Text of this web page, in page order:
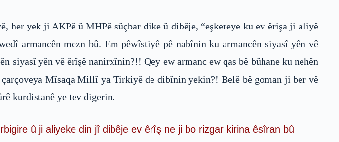
her yek ji AKPê û MHPê sûçbar dike û dibêje, “eşkereye ku ev êrişa ji aliyê
armancên mezn bû. Em pêwîstiyê pê nabînin ku armancên siyasî yên vê
yên vê êrîşê nanirxînin?!! Qey ew armanc ew qas bê bûhane ku nehên
Mîsaqa Millî ya Tirkiyê de dibînin yekin?! Belê bê goman ji ber vê
kurdistanê ye tev digerin.
û ji aliyeke din jî dibêje ev êrîş ne ji bo rizgar kirina êsîran bû